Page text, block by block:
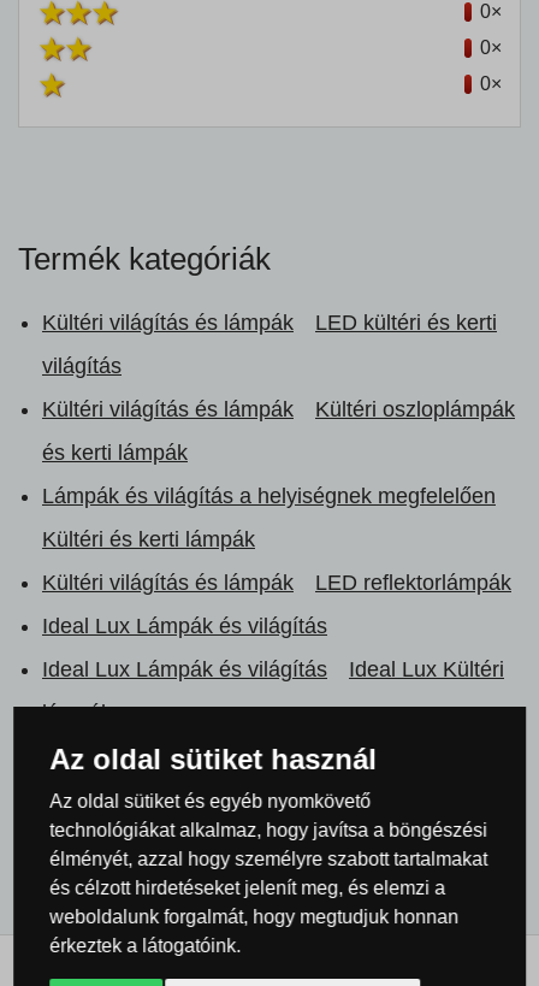
0×
0×
0×
Termék kategóriák
Kültéri világítás és lámpák
LED kültéri és kerti
világítás
Kültéri világítás és lámpák
Kültéri oszloplámpák
és kerti lámpák
Lámpák és világítás a helyiségnek megfelelően
Kültéri és kerti lámpák
Kültéri világítás és lámpák
LED reflektorlámpák
Ideal Lux Lámpák és világítás
Ideal Lux Lámpák és világítás
Ideal Lux Kültéri
lámpák
Minden termék
Kültéri világítás és lámpák
Medence körüli
világítás
Az oldal sütiket használ
Az oldal sütiket és egyéb nyomkövető
technológiákat alkalmaz, hogy javítsa a böngészési
élményét, azzal hogy személyre szabott tartalmakat
és célzott hirdetéseket jelenít meg, és elemzi a
weboldalunk forgalmát, hogy megtudjuk honnan
érkeztek a látogatóink.